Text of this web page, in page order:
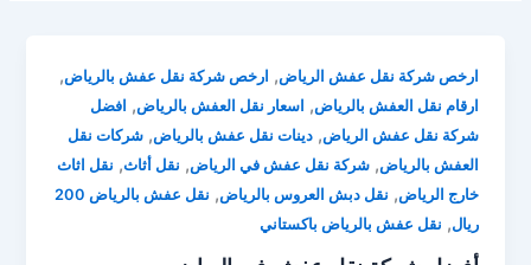
ارخص شركة نقل عفش الرياض, ارخص شركة نقل عفش بالرياض,
ارقام نقل العفش بالرياض, اسعار نقل العفش بالرياض, افضل
شركة نقل عفش الرياض,دينات نقل عفش بالرياض,شركات نقل
العفش بالرياض,شركة نقل عفش في الرياض, نقل أثاث, نقل اثاث
خارج الرياض, نقل دبش العروس بالرياض,
نقل عفش بالرياض 200
ريال, نقل عفش بالرياض باكستاني